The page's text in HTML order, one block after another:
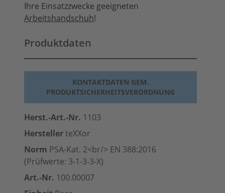
Ihre Einsatzzwecke geeigneten
Arbeitshandschuh!
Produktdaten
KONTAKTDATEN GEM.
PRODUKTSICHERHEITSVERORDNUNG
Herst.-Art.-Nr. 1103
HerstellerteXXor
Norm PSA-Kat. 2<br/> EN 388:2016
(Prüfwerte: 3-1-3-3-X)
Art.-Nr. 100.00007